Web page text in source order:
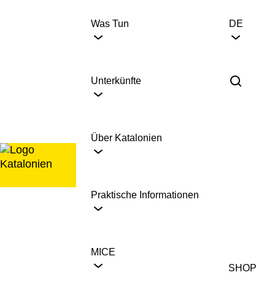
Was Tun
Unterkünfte
Über Katalonien
Praktische Informationen
MICE
DE
SHOP